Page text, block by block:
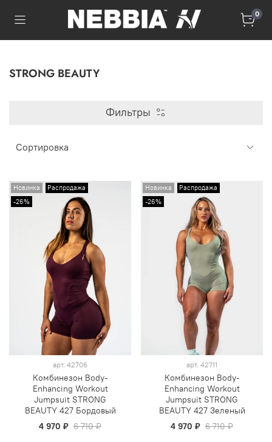
0
STRONG BEAUTY
Фильтры
Новинка
Распродажа
-26%
арт. 42706
Комбинезон Body-
Enhancing Workout
Jumpsuit STRONG
BEAUTY 427 Бордовый
4 970 ₽ 6 710 ₽
Новинка
Распродажа
-26%
арт. 42711
Комбинезон Body-
Enhancing Workout
Jumpsuit STRONG
BEAUTY 427 Зеленый
4 970 ₽ 6 710 ₽